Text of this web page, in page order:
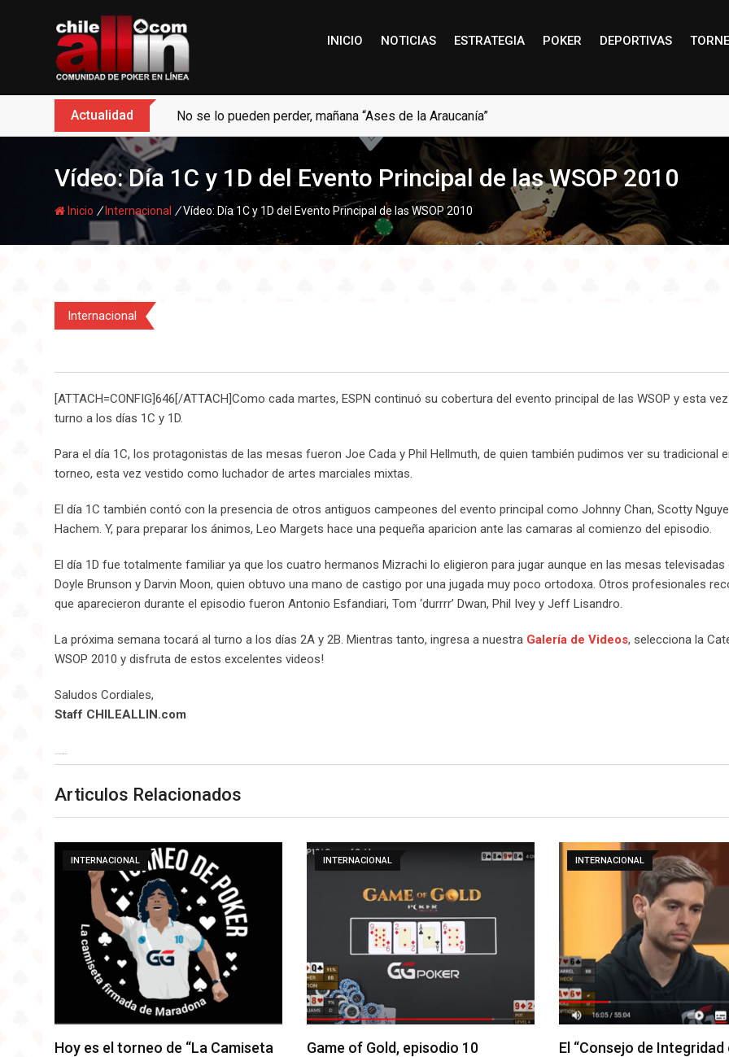
INICIO NOTICIAS ESTRATEGIA POKER DEPORTIVAS
Actualidad No se lo pueden perder, mañana “Ases de la Araucanía”
Vídeo: Día 1C y 1D del Evento Principal de las WSOP 2010
Inicio / Internacional /Vídeo: Día 1C y 1D del Evento Principal de las WSOP 2010
Internacional
[ATTACH=CONFIG]646[/ATTACH]Como cada martes, ESPN continuó su cobertura del evento principal de las WSOP y esta
turno a los días 1C y 1D.
Para el día 1C, los protagonistas de las mesas fueron Joe Cada y Phil Hellmuth, de quien también pudimos ver su tradicional
torneo, esta vez vestido como luchador de artes marciales mixtas.
El día 1C también contó con la presencia de otros antiguos campeones del evento principal como Johnny Chan, Scotty
Hachem. Y, para preparar los ánimos, Leo Margets hace una pequeña aparicion ante las camaras al comienzo del episodio.
El día 1D fue totalmente familiar ya que los cuatro hermanos Mizrachi lo eligieron para jugar aunque en las mesas televisadas
Doyle Brunson y Darvin Moon, quien obtuvo una mano de castigo por una jugada muy poco ortodoxa. Otros profesionales
que aparecieron durante el episodio fueron Antonio Esfandiari, Tom ‘durrrr’ Dwan, Phil Ivey y Jeff Lisandro.
La próxima semana tocará al turno a los días 2A y 2B. Mientras tanto, ingresa a nuestra Galería de Videos, selecciona la
WSOP 2010 y disfruta de estos excelentes videos!
Saludos Cordiales,
Staff CHILEALLIN.com
Articulos Relacionados
INTERNACIONAL
Hoy es el torneo de “La Camiseta
INTERNACIONAL
Game of Gold, episodio 10
INTERNACIONAL
El “Consejo de Integridad